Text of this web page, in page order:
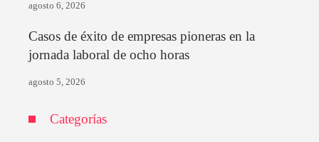
agosto 6, 2026
Casos de éxito de empresas pioneras en la
jornada laboral de ocho horas
agosto 5, 2026
Categorías